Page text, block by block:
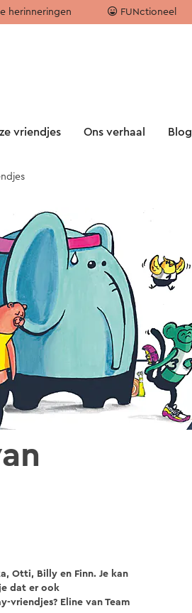
herinneringen FUNctioneel
vriendjes Ons verhaal Blog
Otti, Billy en Finn. Je kan
dat er ook
vriendjes? Eline van Team